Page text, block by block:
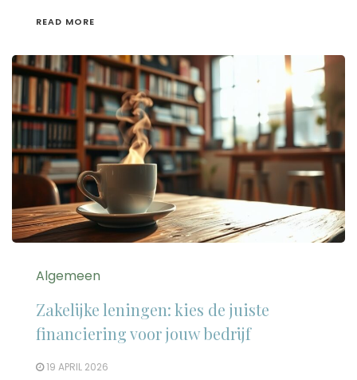
READ MORE
Algemeen
Zakelijke leningen: kies de juiste
financiering voor jouw bedrijf
19 APRIL 2026